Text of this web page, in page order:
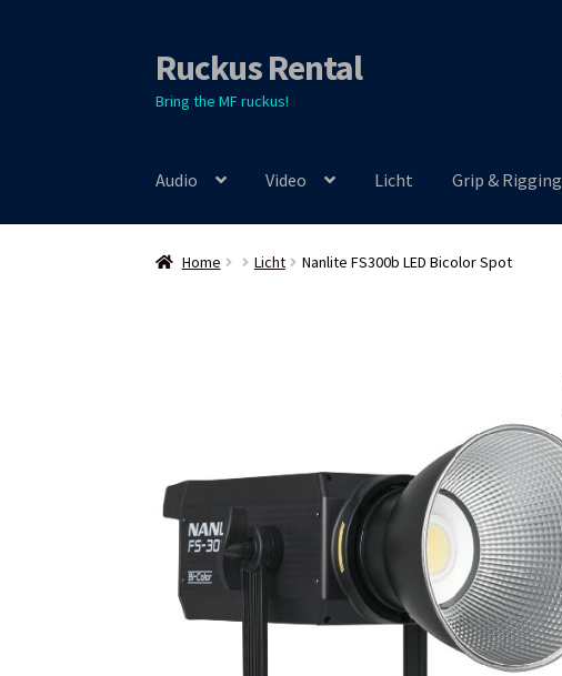
Skip
to
navigation
Skip
to
content
Ruckus Rental
Bring the MF ruckus!
Audio Video Licht Grip & Rigging
Home Licht Nanlite FS300b LED Bicolor Spot